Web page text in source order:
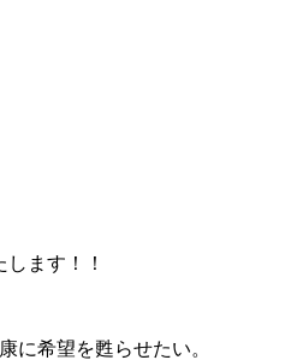
ます！！
に希望を甦らせたい。